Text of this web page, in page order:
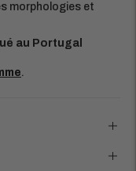
morphologies et
au Portugal
.